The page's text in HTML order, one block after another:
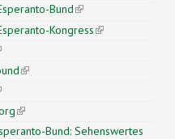
Bund(link is
external)
Kongress(link is
is external)
(link is external)
is external)
(link is external)
Bund: Sehenswertes